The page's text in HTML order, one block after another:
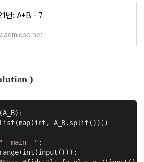
번: A+B - 7
)
(A_B) :
A_B.split())))
"__main__" :